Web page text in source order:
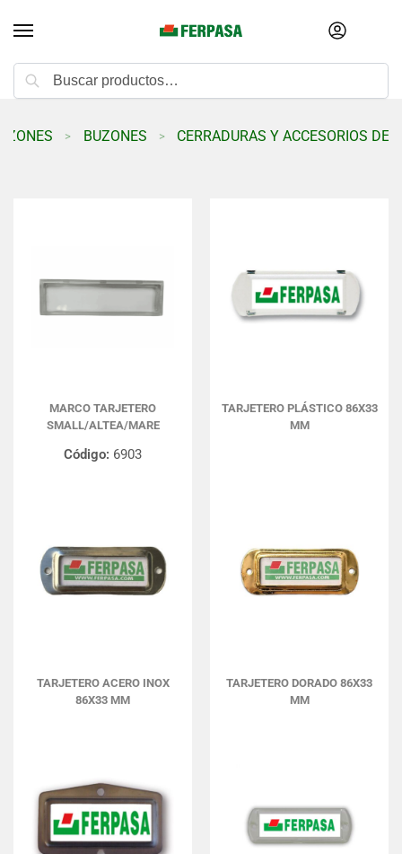
> BUZONES > CERRADURAS Y ACCESORIOS DE
MARCO TARJETERO
SMALL/ALTEA/MARE
Código: 6903
TARJETERO PLÁSTICO 86X33
MM
TARJETERO ACERO INOX
86X33 MM
TARJETERO DORADO 86X33
MM